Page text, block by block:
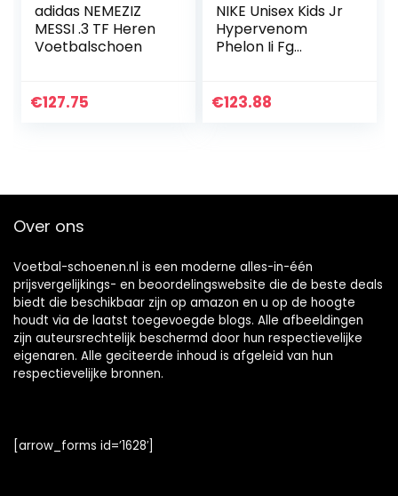
adidas NEMEZIZ
MESSI .3 TF Heren
Voetbalschoen
€127.75
NIKE Unisex Kids Jr
Hypervenom
Phelon Ii Fg
€123.88
Over ons
Voetbal-schoenen.nl is een moderne alles-in-één
prijsvergelijkings- en beoordelingswebsite die de beste deals
biedt die beschikbaar zijn op amazon en u op de hoogte
houdt via de laatst toegevoegde blogs. Alle afbeeldingen
zijn auteursrechtelijk beschermd door hun respectievelijke
eigenaren. Alle geciteerde inhoud is afgeleid van hun
respectievelijke bronnen.
[arrow_forms id=’1628′]